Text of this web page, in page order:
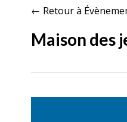
← Retour à
Maison des